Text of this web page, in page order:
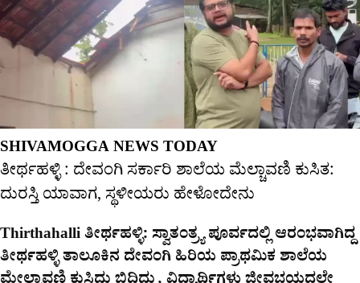
SHIVAMOGGA NEWS TODAY
ತೀರ್ಥಹಳ್ಳಿ : ದೇವಂಗಿ ಸರ್ಕಾರಿ ಶಾಲೆಯ ಮೆಲ್ಚಾವಣಿ ಕುಸಿತ:
ದುರಸ್ತಿ ಯಾವಾಗ, ಸ್ಥಳೀಯರು ಹೇಳೋದೇನು
Thirthahalli ತೀರ್ಥಹಳ್ಳಿ: ಸ್ವಾತಂತ್ರ್ಯ ಪೂರ್ವದಲ್ಲಿ ಆರಂಭವಾಗಿದ್ದ
ತೀರ್ಥಹಳ್ಳಿ ತಾಲೂಕಿನ ದೇವಂಗಿ ಹಿರಿಯ ಪ್ರಾಥಮಿಕ ಶಾಲೆಯ